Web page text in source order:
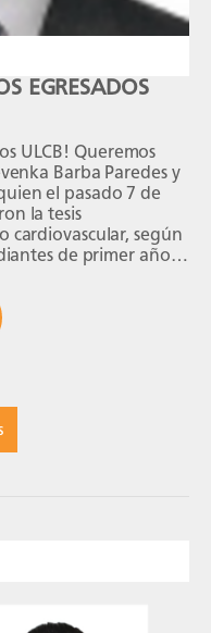
EGRESADOS
ULCB! Queremos
Barba Paredes y
el pasado 7 de
la tesis
cardiovascular, según
de primer año”.